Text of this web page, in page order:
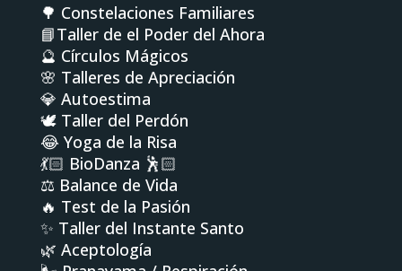
🌳 Constelaciones Familiares
📘Taller de el Poder del Ahora
🔮 Círculos Mágicos
🌸 Talleres de Apreciación
💎 Autoestima
🕊️ Taller del Perdón
😂 Yoga de la Risa
💃🏻 BioDanza 🕺🏻
⚖️ Balance de Vida
🔥 Test de la Pasión
✨ Taller del Instante Santo
🌿 Aceptología